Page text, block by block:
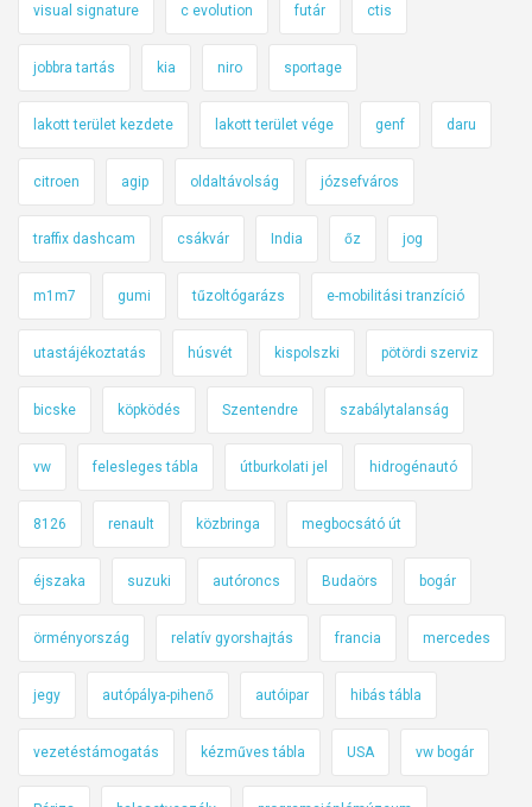
visual signature c evolution futár ctis
jobbra tartás kia niro sportage
lakott terület kezdete lakott terület vége genf daru
citroen agip oldaltávolság józsefváros
traffix dashcam csákvár India őz jog
m1m7 gumi tűzoltógarázs e-mobilitási tranzíció
utastájékoztatás húsvét kispolszki pötördi szerviz
bicske köpködés Szentendre szabálytalanság
vw felesleges tábla útburkolati jel hidrogénautó
8126 renault közbringa megbocsátó út
éjszaka suzuki autóroncs Budaörs bogár
örményország relatív gyorshajtás francia mercedes
jegy autópálya-pihenő autóipar hibás tábla
vezetéstámogatás kézműves tábla USA vw bogár